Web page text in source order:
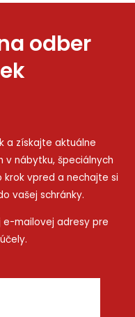
odber
a získajte aktuálne
v nábytku, špeciálnych
krok vpred a nechajte si
vašej schránky.
e-mailovej adresy pre